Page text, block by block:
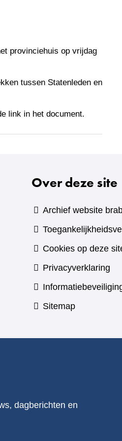
provinciehuis op vrijdag
tussen Statenleden en
link in het document.
Over deze site
Archief website
Cookies op deze
Privacyverklaring
Sitemap
dagberichten en